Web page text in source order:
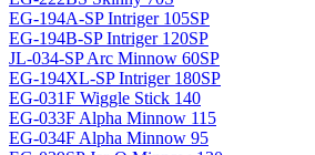
EG-194A-SP Intriger 105SP
EG-194B-SP Intriger 120SP
JL-034-SP Arc Minnow 60SP
EG-194XL-SP Intriger 180SP
EG-031F Wiggle Stick 140
EG-033F Alpha Minnow 115
EG-034F Alpha Minnow 95